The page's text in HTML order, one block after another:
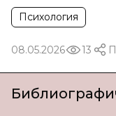
Психология
08.05.2026 13